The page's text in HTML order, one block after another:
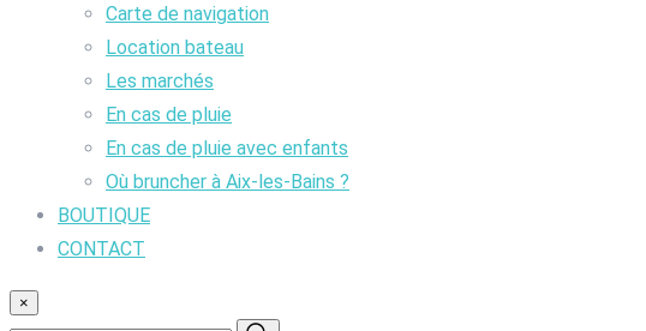
Carte de navigation
Location bateau
Les marchés
En cas de pluie
En cas de pluie avec enfants
Où bruncher à Aix-les-Bains ?
BOUTIQUE
CONTACT
×